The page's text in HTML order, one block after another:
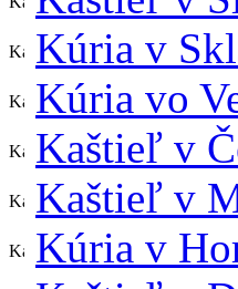
Kúria v
Kúria vo
Kaštieľ v
Kaštieľ v
Kúria v